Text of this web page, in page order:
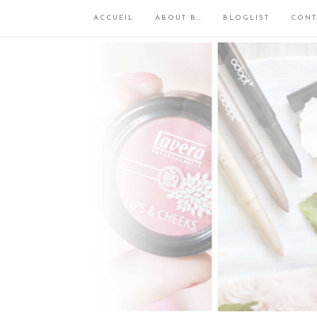
ACCUEIL ABOUT B… BLOGLIST